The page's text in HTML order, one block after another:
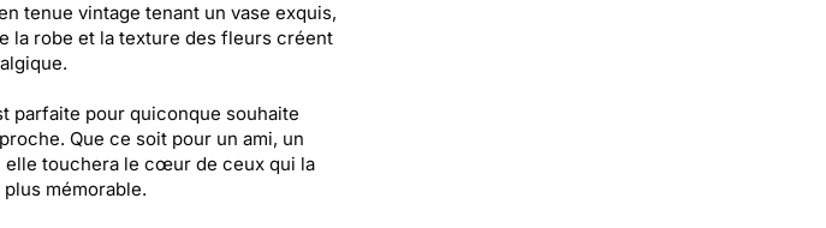
tenue vintage tenant un vase exquis,
la robe et la texture des fleurs créent
parfaite pour quiconque souhaite
Que ce soit pour un ami, un
elle touchera le cœur de ceux qui la
mémorable.